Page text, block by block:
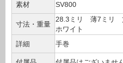
素材 SV800
寸法・重量
28.3ミリ 薄7ミリ
ホワイト
詳細
手巻